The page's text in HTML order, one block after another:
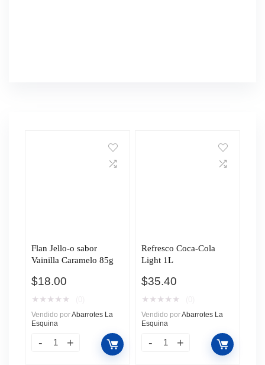
Flan Jello-o sabor
Vainilla Caramelo 85g
$18.00
★ ★ ★ ★ ★
Vendido porAbarrotes La
Esquina
Refresco Coca-Cola
Light 1L
$35.40
★ ★ ★ ★ ★
Vendido porAbarrotes La
Esquina